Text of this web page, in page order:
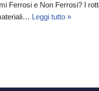
Ferrosi e Non Ferrosi? I
Leggi tutto »